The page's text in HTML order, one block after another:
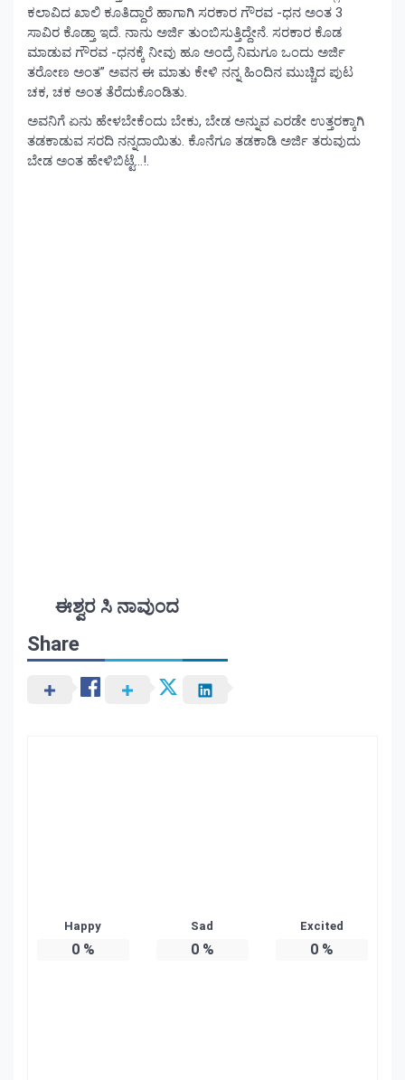
ಕಲಾವಿದ ಖಾಲಿ ಕೂತಿದ್ದಾರೆ ಹಾಗಾಗಿ ಸರಕಾರ ಗೌರವ -ಧನ ಅಂತ 3
ಸಾವಿರ ಕೊಡ್ತಾ ಇದೆ. ನಾನು ಅರ್ಜಿ ತುಂಬಿಸುತ್ತಿದ್ದೇನೆ. ಸರಕಾರ ಕೊಡ
ಮಾಡುವ ಗೌರವ -ಧನಕ್ಕೆ ನೀವು ಹೂ ಅಂದ್ರೆ ನಿಮಗೂ ಒಂದು ಅರ್ಜಿ
ತರೋಣ ಅಂತ” ಅವನ ಈ ಮಾತು ಕೇಳಿ ನನ್ನ ಹಿಂದಿನ ಮುಚ್ಚಿದ ಪುಟ
ಚಕ, ಚಕ ಅಂತ ತೆರೆದುಕೊಂಡಿತು.
ಅವನಿಗೆ ಏನು ಹೇಳಬೇಕೆಂದು ಬೇಕು, ಬೇಡ ಅನ್ನುವ ಎರಡೇ ಉತ್ತರಕ್ಕಾಗಿ
ತಡಕಾಡುವ ಸರದಿ ನನ್ನದಾಯಿತು. ಕೊನೆಗೂ ತಡಕಾಡಿ ಅರ್ಜಿ ತರುವುದು
ಬೇಡ ಅಂತ ಹೇಳಿಬಿಟ್ಟೆ…!.
ಈಶ್ವರ ಸಿ ನಾವುಂದ
Share
Happy
0%
Sad
0%
Excited
0%